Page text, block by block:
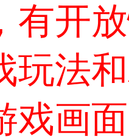
有开
玩法
戏画